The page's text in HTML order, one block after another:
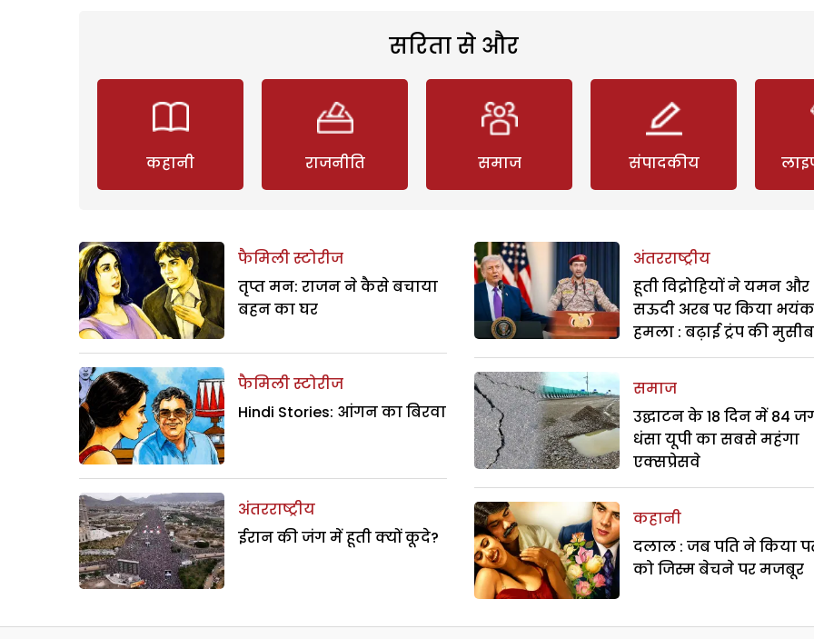
सरिता से और
कहानी राजनीति समाज संपादकीय
फैमिली स्टोरीज
तृप्त मन: राजन ने कैसे बचाया
बहन का घर
फैमिली स्टोरीज
Hindi Stories: आंगन का बिरवा
अंतरराष्ट्रीय
ईरान की जंग में हूती क्यों कूदे?
अंतरराष्ट्रीय
हूती विद्रोहियों ने यमन और
सऊदी अरब पर किया
हमला : बढ़ाई ट्रंप की
समाज
उद्घाटन के 18 दिन में 84
धंसा यूपी का सबसे महंगा
एक्सप्रेसवे
कहानी
दलाल : जब पति ने किया
को जिस्म बेचने पर मजबूर